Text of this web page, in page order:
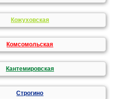
Кожуховская
Комсомольская
Кантемировская
Строгино